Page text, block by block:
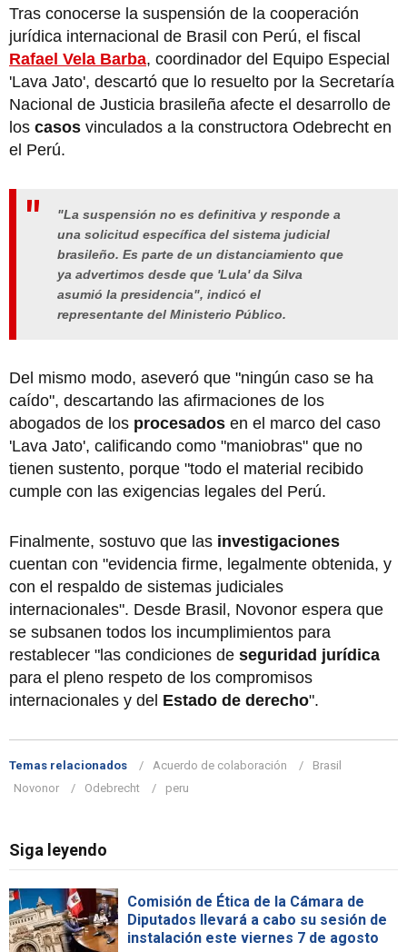
Tras conocerse la suspensión de la cooperación
jurídica internacional de Brasil con Perú, el fiscal
Rafael Vela Barba, coordinador del Equipo Especial
'Lava Jato', descartó que lo resuelto por la Secretaría
Nacional de Justicia brasileña afecte el desarrollo de
los casos vinculados a la constructora Odebrecht en
el Perú.
"La suspensión no es definitiva y responde a
una solicitud específica del sistema judicial
brasileño. Es parte de un distanciamiento que
ya advertimos desde que 'Lula' da Silva
asumió la presidencia", indicó el
representante del Ministerio Público.
Del mismo modo, aseveró que "ningún caso se ha
caído", descartando las afirmaciones de los
abogados de los procesados en el marco del caso
'Lava Jato', calificando como "maniobras" que no
tienen sustento, porque "todo el material recibido
cumple con las exigencias legales del Perú.
Finalmente, sostuvo que las investigaciones
cuentan con "evidencia firme, legalmente obtenida, y
con el respaldo de sistemas judiciales
internacionales". Desde Brasil, Novonor espera que
se subsanen todos los incumplimientos para
restablecer "las condiciones de seguridad jurídica
para el pleno respeto de los compromisos
internacionales y del Estado de derecho".
Temas relacionados Acuerdo de colaboración
Brasil
Novonor
Odebrecht peru
Siga leyendo
Comisión de Ética de la Cámara de
Diputados llevará a cabo su sesión de
instalación este viernes 7 de agosto